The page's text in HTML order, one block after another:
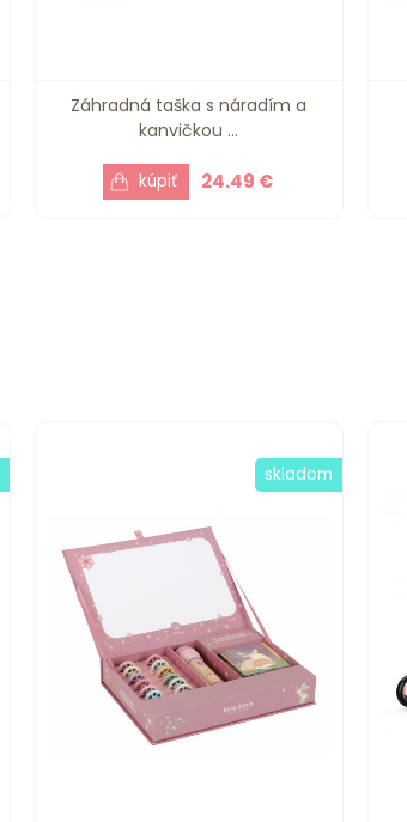
Záhradná taška s náradím a
kanvičkou ...
24.49 €
skladom